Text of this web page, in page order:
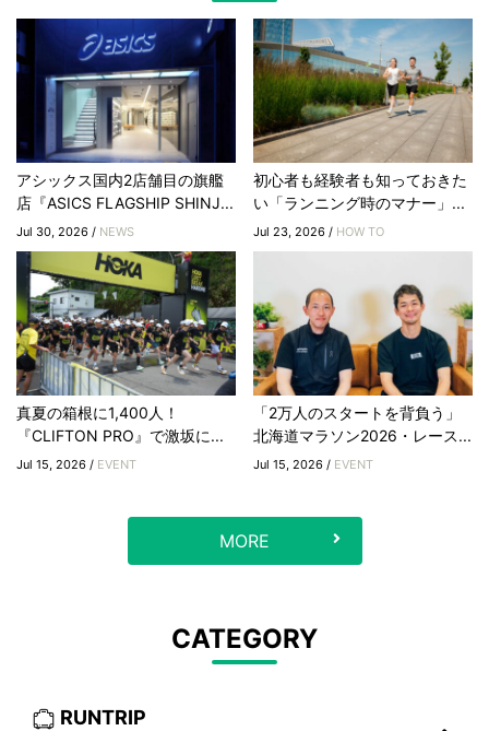
アシックス国内2店舗目の旗艦
店『ASICS FLAGSHIP SHINJ...
Jul 30, 2026 / NEWS
初心者も経験者も知っておきた
い「ランニング時のマナー」...
Jul 23, 2026 / HOW TO
真夏の箱根に1,400人！
『CLIFTON PRO』で激坂に...
Jul 15, 2026 / EVENT
「2万人のスタートを背負う」
北海道マラソン2026・レース...
Jul 15, 2026 / EVENT
MORE
CATEGORY
RUNTRIP